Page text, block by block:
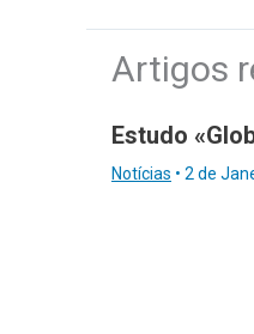
Artigos
Estudo
Notícias • 2 de